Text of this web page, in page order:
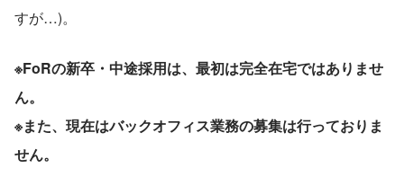
すが…)。
※FoRの新卒・中途採用は、最初は完全在宅ではありませ
ん。
※また、現在はバックオフィス業務の募集は行っておりま
せん。